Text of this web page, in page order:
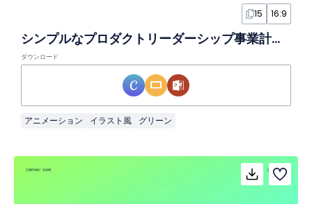
15 16:9
シンプルなプロダクトリーダーシップ事業計画スライド
ダウンロード
アニメーション イラスト風 グリーン